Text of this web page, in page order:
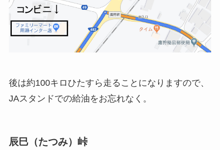
後は約100キロひたすら走ることになりますので、
JAスタンドでの給油をお忘れなく。
辰巳（たつみ）峠